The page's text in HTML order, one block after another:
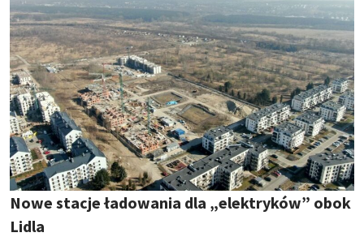
Nowe stacje ładowania dla „elektryków” obok
Lidla